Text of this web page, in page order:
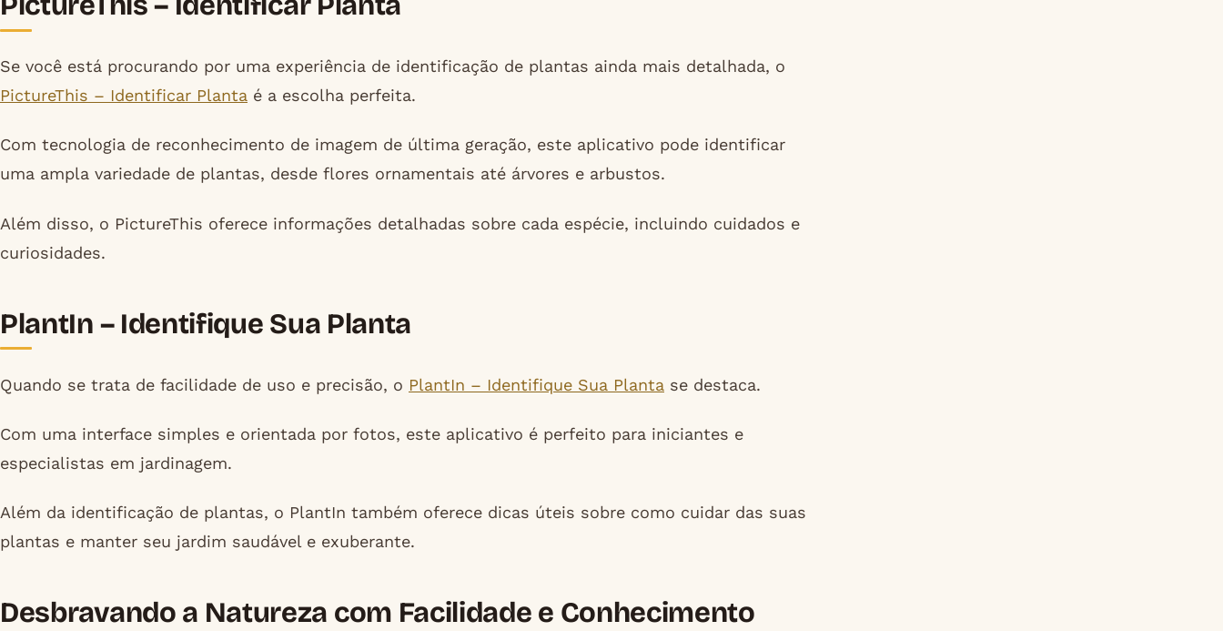
Se você está procurando por uma experiência de identificação de plantas ainda mais detalhada, o
PictureThis – Identificar Planta é a escolha perfeita.
Com tecnologia de reconhecimento de imagem de última geração, este aplicativo pode identificar
uma ampla variedade de plantas, desde flores ornamentais até árvores e arbustos.
Além disso, o PictureThis oferece informações detalhadas sobre cada espécie, incluindo cuidados e
curiosidades.
PlantIn – Identifique Sua Planta
Quando se trata de facilidade de uso e precisão, o PlantIn – Identifique Sua Planta se destaca.
Com uma interface simples e orientada por fotos, este aplicativo é perfeito para iniciantes e
especialistas em jardinagem.
Além da identificação de plantas, o PlantIn também oferece dicas úteis sobre como cuidar das suas
plantas e manter seu jardim saudável e exuberante.
Desbravando a Natureza com Facilidade e Conhecimento